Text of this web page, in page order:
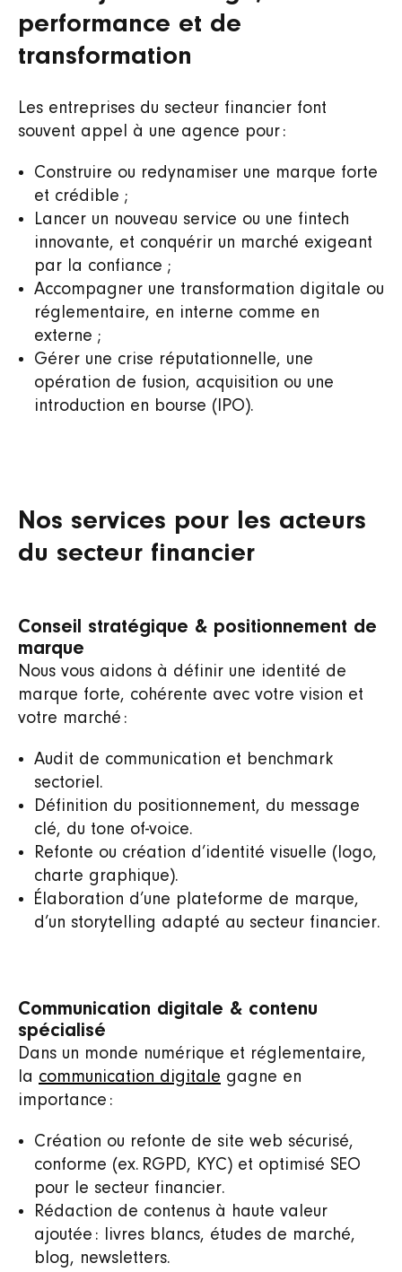
performance et de
transformation
Les entreprises du secteur financier font
souvent appel à une agence pour :
Construire ou redynamiser une marque forte
et crédible ;
Lancer un nouveau service ou une fintech
innovante, et conquérir un marché exigeant
par la confiance ;
Accompagner une transformation digitale ou
réglementaire, en interne comme en
externe ;
Gérer une crise réputationnelle, une
opération de fusion, acquisition ou une
introduction en bourse (IPO).
Nos services pour les acteurs
du secteur financier
Conseil stratégique & positionnement de
marque
Nous vous aidons à définir une identité de
marque forte, cohérente avec votre vision et
votre marché :
Audit de communication et benchmark
sectoriel.
Définition du positionnement, du message
clé, du tone of‑voice.
Refonte ou création d’identité visuelle (logo,
charte graphique).
Élaboration d’une plateforme de marque,
d’un storytelling adapté au secteur financier.
Communication digitale & contenu
spécialisé
Dans un monde numérique et réglementaire,
la communication digitale gagne en
importance :
Création ou refonte de site web sécurisé,
conforme (ex. RGPD, KYC) et optimisé SEO
pour le secteur financier.
Rédaction de contenus à haute valeur
ajoutée : livres blancs, études de marché,
blog, newsletters.